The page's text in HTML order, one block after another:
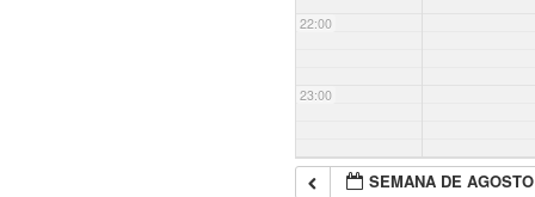
22:00
23:00
SEMANA DE